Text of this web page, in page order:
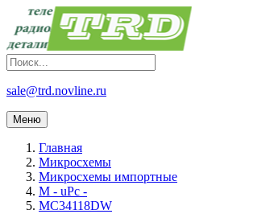
sale@trd.novline.ru
Меню
Главная
Микросхемы
Микросхемы импортные
M - uPc -
MC34118DW